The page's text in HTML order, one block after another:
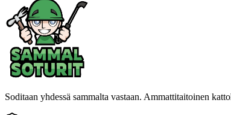
Soditaan yhdessä sammalta vastaan. Ammattitaitoinen